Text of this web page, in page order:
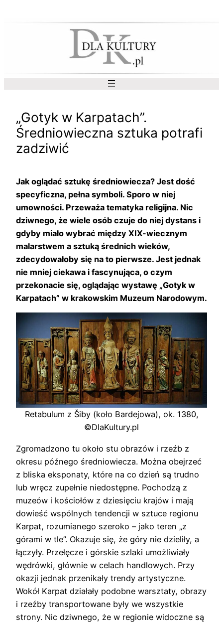
„Gotyk w Karpatach”.
Średniowieczna sztuka potrafi
zadziwić
Jak oglądać sztukę średniowiecza? Jest dość
specyficzna, pełna symboli. Sporo w niej
umowności. Przeważa tematyka religijna. Nic
dziwnego, że wiele osób czuje do niej dystans i
gdyby miało wybrać między XIX-wiecznym
malarstwem a sztuką średnich wieków,
zdecydowałoby się na to pierwsze. Jest jednak
nie mniej ciekawa i fascynująca, o czym
przekonacie się, oglądając wystawę „Gotyk w
Karpatach” w krakowskim Muzeum Narodowym.
Retabulum z Šiby (koło Bardejowa), ok. 1380,
©DlaKultury.pl
Zgromadzono tu około stu obrazów i rzeźb z
okresu późnego średniowiecza. Można obejrzeć
z bliska eksponaty, które na co dzień są trudno
lub wręcz zupełnie niedostępne. Pochodzą z
muzeów i kościołów z dziesięciu krajów i mają
dowieść wspólnych tendencji w sztuce regionu
Karpat, rozumianego szeroko – jako teren „z
górami w tle”. Okazuje się, że góry nie dzieliły, a
łączyły. Przełęcze i górskie szlaki umożliwiały
wędrówki, głównie w celach handlowych. Przy
okazji jednak przenikały trendy artystyczne.
Wokół Karpat działały podobne warsztaty, obrazy
i rzeźby transportowane były we wszystkie
strony. Nic dziwnego, że w regionie widoczne są